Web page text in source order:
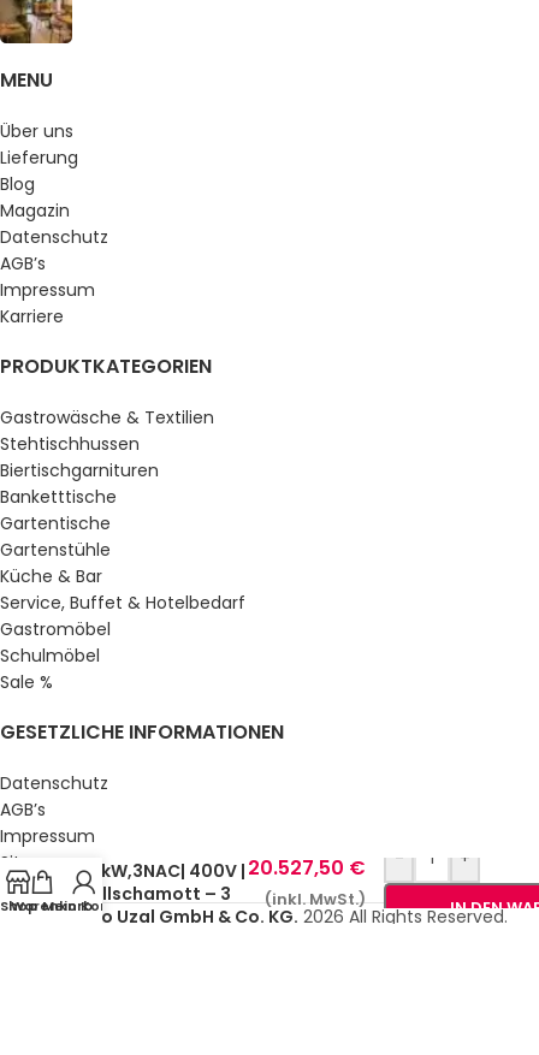
MENU
Über uns
Lieferung
Blog
Magazin
Datenschutz
AGB’s
Impressum
Karriere
PRODUKTKATEGORIEN
Gastrowäsche & Textilien
Stehtischhussen
Biertischgarnituren
Banketttische
Gartentische
Gartenstühle
Küche & Bar
Service, Buffet & Hotelbedarf
Gastromöbel
Schulmöbel
Sale %
GESETZLICHE INFORMATIONEN
Datenschutz
AGB’s
Impressum
Sitemap
Über uns
© Gastro Uzal GmbH & Co. KG. 2026 All Rights Reserved.
Shop
Warenkorb
Mein Konto
6+6+6x Ø 35cm |
24kW,3NAC| 400V |
Vollschamott – 3
Backkammern |
20.527,50 €
(inkl. MwSt.)
- +
IN DEN